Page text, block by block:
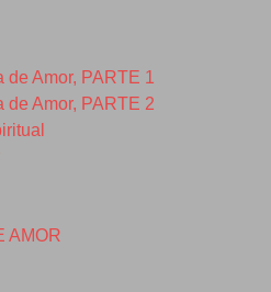
Amor, PARTE 1
de Amor, PARTE 2
AMOR